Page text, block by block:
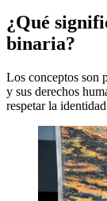
¿Qué
binaria?
Los conceptos son
y sus derechos
respetar la